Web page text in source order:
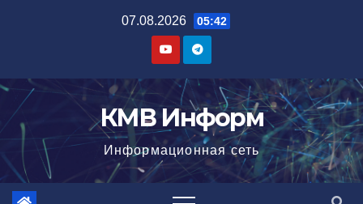
07.08.2026 05:42
КМВ Информ
Информационная сеть